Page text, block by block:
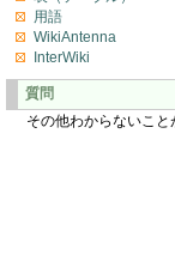
用語
WikiAntenna
InterWiki
質問
その他わからないこと